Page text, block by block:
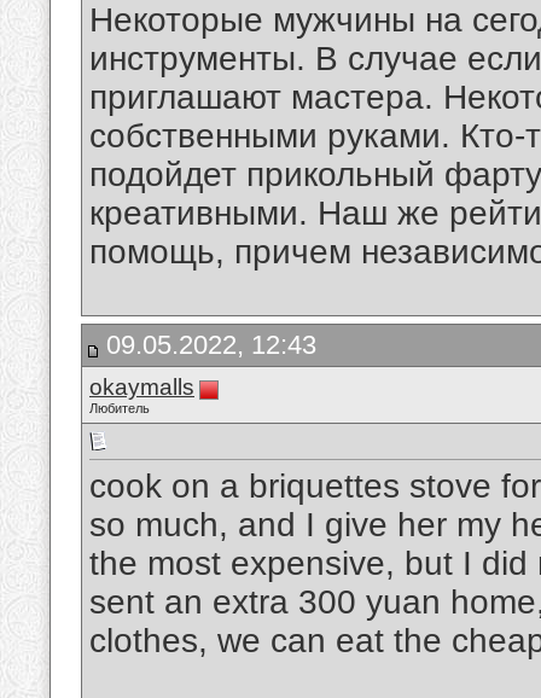
Некоторые мужчины на
инструменты. В случае
приглашают мастера.
собственными руками. Кто-
подойдет прикольный
креативными. Наш же
помощь, причем
09.05.2022, 12:43
okaymalls
Любитель
cook on a briquettes stove
so much, and I give her my
the most expensive, but I
sent an extra 300 yuan
clothes, we can eat the